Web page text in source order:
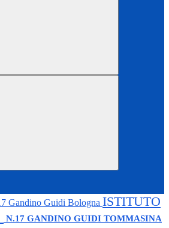
ISTITUTO
N.17 GANDINO GUIDI TOMMASINA